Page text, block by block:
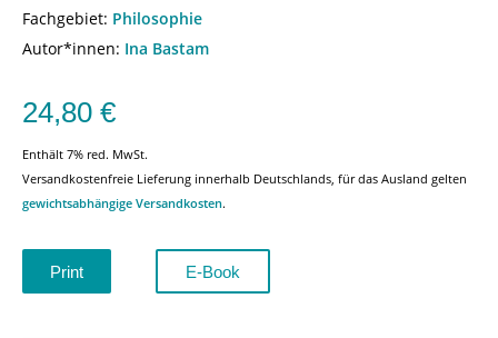
Fachgebiet: Philosophie
Autor*innen: Ina Bastam
24,80 €
Enthält 7% red. MwSt.
Versandkostenfreie Lieferung innerhalb Deutschlands, für das Ausland gelten
gewichtsabhängige Versandkosten.
Print E-Book